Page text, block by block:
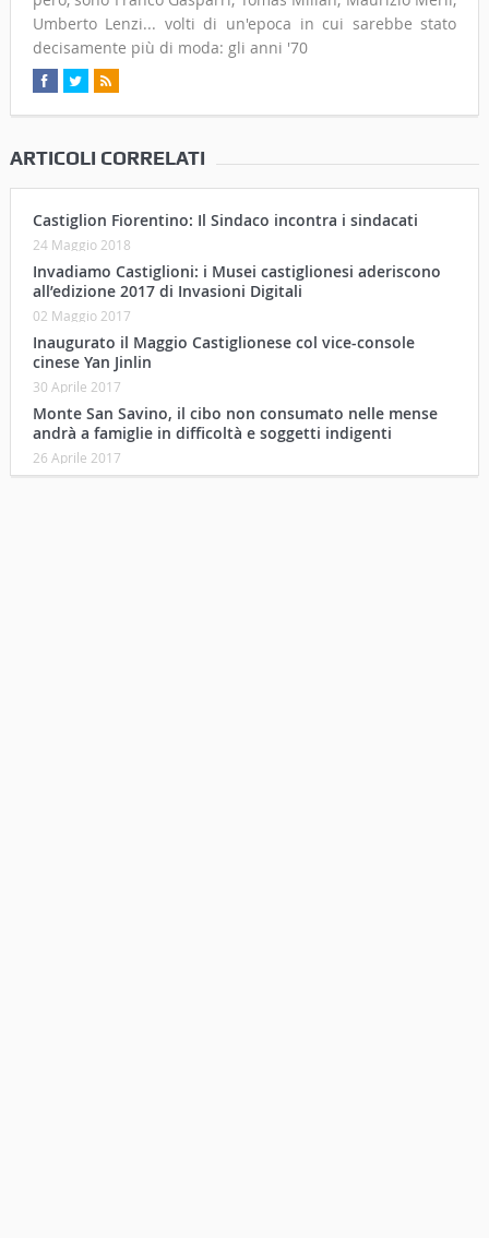
Umberto Lenzi... volti di un'epoca in cui sarebbe stato
decisamente più di moda: gli anni '70
ARTICOLI CORRELATI
Castiglion Fiorentino: Il Sindaco incontra i sindacati
24 Maggio 2018
Invadiamo Castiglioni: i Musei castiglionesi aderiscono
all’edizione 2017 di Invasioni Digitali
02 Maggio 2017
Inaugurato il Maggio Castiglionese col vice-console
cinese Yan Jinlin
30 Aprile 2017
Monte San Savino, il cibo non consumato nelle mense
andrà a famiglie in difficoltà e soggetti indigenti
26 Aprile 2017